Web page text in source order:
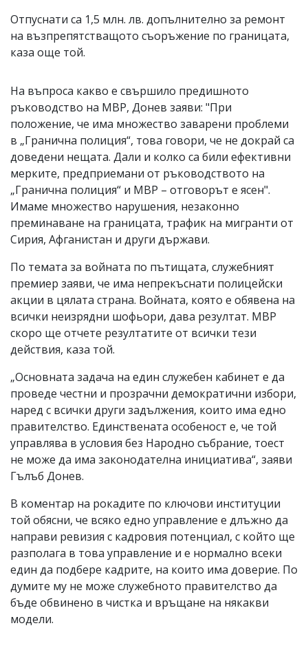
Отпуснати са 1,5 млн. лв. допълнително за ремонт
на възпрепятстващото съоръжение по границата,
каза още той.
На въпроса какво е свършило предишното
ръководство на МВР, Донев заяви: "При
положение, че има множество заварени проблеми
в „Гранична полиция“, това говори, че не докрай са
доведени нещата. Дали и колко са били ефективни
мерките, предприемани от ръководството на
„Гранична полиция“ и МВР – отговорът е ясен".
Имаме множество нарушения, незаконно
преминаване на границата, трафик на мигранти от
Сирия, Афганистан и други държави.
По темата за войната по пътищата, служебният
премиер заяви, че има непрекъснати полицейски
акции в цялата страна. Войната, която е обявена на
всички неизрядни шофьори, дава резултат. МВР
скоро ще отчете резултатите от всички тези
действия, каза той.
„Основната задача на един служебен кабинет е да
проведе честни и прозрачни демократични избори,
наред с всички други задължения, които има едно
правителство. Единствената особеност е, че той
управлява в условия без Народно събрание, тоест
не може да има законодателна инициатива“, заяви
Гълъб Донев.
В коментар на рокадите по ключови институции
той обясни, че всяко едно управление е длъжно да
направи ревизия с кадровия потенциал, с който ще
разполага в това управление и е нормално всеки
един да подбере кадрите, на които има доверие. По
думите му не може служебното правителство да
бъде обвинено в чистка и връщане на някакви
модели.